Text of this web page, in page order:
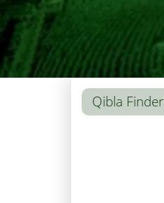
Qibla Finder